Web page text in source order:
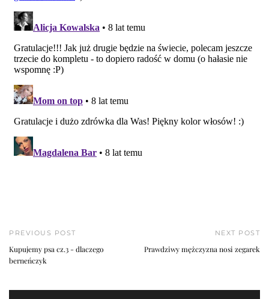
PREVIOUS POST
Kupujemy psa cz.3 - dlaczego
berneńczyk
NEXT POST
Prawdziwy mężczyzna nosi zegarek